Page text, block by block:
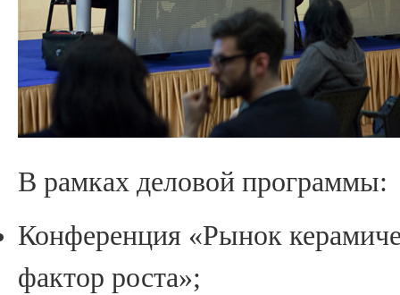
В рамках деловой программы:
Конференция «Рынок
фактор роста»;